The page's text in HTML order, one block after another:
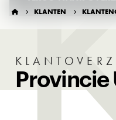
  KLANTEN 